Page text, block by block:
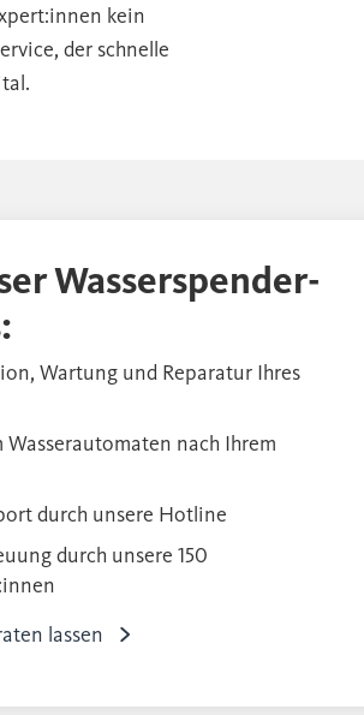
kein
der schnelle
Wasserspender-
Wartung und Reparatur Ihres
Wasserautomaten nach Ihrem
durch unsere Hotline
durch unsere 150
lassen